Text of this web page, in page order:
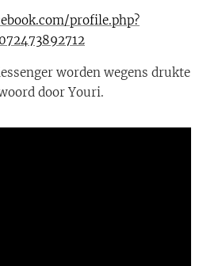
profile.php?
worden wegens drukte
door Youri.